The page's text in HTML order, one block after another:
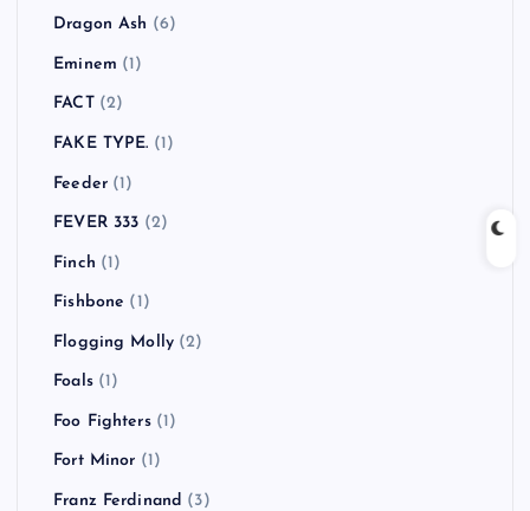
Dragon Ash (6)
Eminem (1)
FACT(2)
FAKE TYPE. (1)
Feeder(1)
FEVER 333 (2)
Finch (1)
Fishbone (1)
Flogging Molly (2)
Foals(1)
Foo Fighters(1)
Fort Minor (1)
Franz Ferdinand (3)